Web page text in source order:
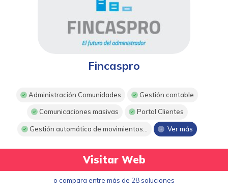
Fincaspro
Administración Comunidades Gestión contable
Comunicaciones masivas Portal Clientes
Gestión automática de movimientos... Ver más
Visitar Web
o compara entre más de 28 soluciones